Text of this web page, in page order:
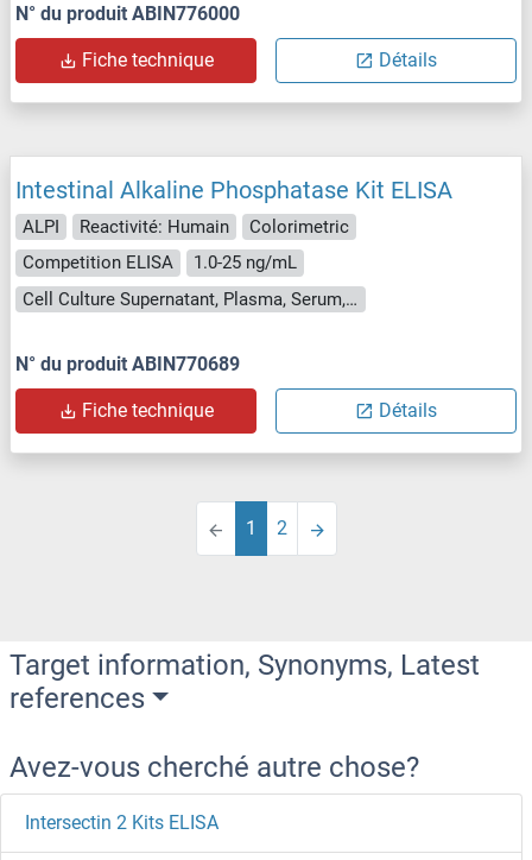
N° du produit ABIN776000
Fiche technique Détails
Intestinal Alkaline Phosphatase Kit ELISA
ALPI Reactivité: Humain
Colorimetric
Competition ELISA
1.0-25 ng/mL
Cell Culture Supernatant, Plasma, Serum, Tissue Homogenate
N° du produit ABIN770689
Fiche technique Détails
1 2
Target information, Synonyms, Latest
references
Avez-vous cherché autre chose?
Intersectin 2 Kits ELISA